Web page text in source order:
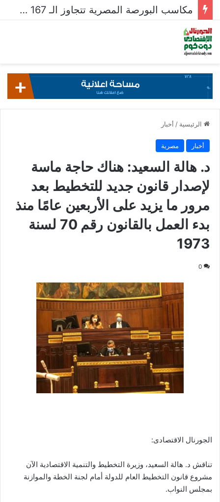
مكاسب البورصة المصرية تتجاوز الـ 167 مليار جنيه خلال أسبوع
الرئيسية / أخبار
أخبار مصرية
د. هالة السعيد: هناك حاجة ماسة
لإصدار قانون جديد للتخطيط بعد
مرور ما يزيد على الأربعين عامًا منذ
بدء العمل بالقانون رقم 70 لسنة
1973
0
الجورنال الاقتصادى:
تناقش د. هالة السعيد، وزيرة التخطيط والتنمية الاقتصادية الآن
مشروع قانون التخطيط العام للدولة أمام لجنة الخطة والموازنة
بمجلس النواب.